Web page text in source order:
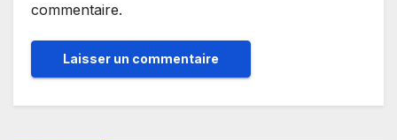
commentaire.